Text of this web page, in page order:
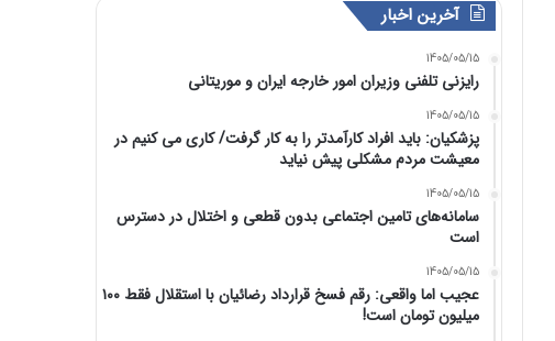
آخرین اخبار
1405/05/15
رایزنی تلفنی وزیران امور خارجه ایران و موریتانی
1405/05/15
پزشکیان: باید افراد کارآمدتر را به کار گرفت/ کاری می کنیم در
معیشت مردم مشکلی پیش نیاید
1405/05/15
سامانه‌های تامین اجتماعی بدون قطعی و اختلال در دسترس
است
1405/05/15
عجیب اما واقعی: رقم فسخ قرارداد رضائیان با استقلال فقط ۱۰۰
میلیون تومان است!